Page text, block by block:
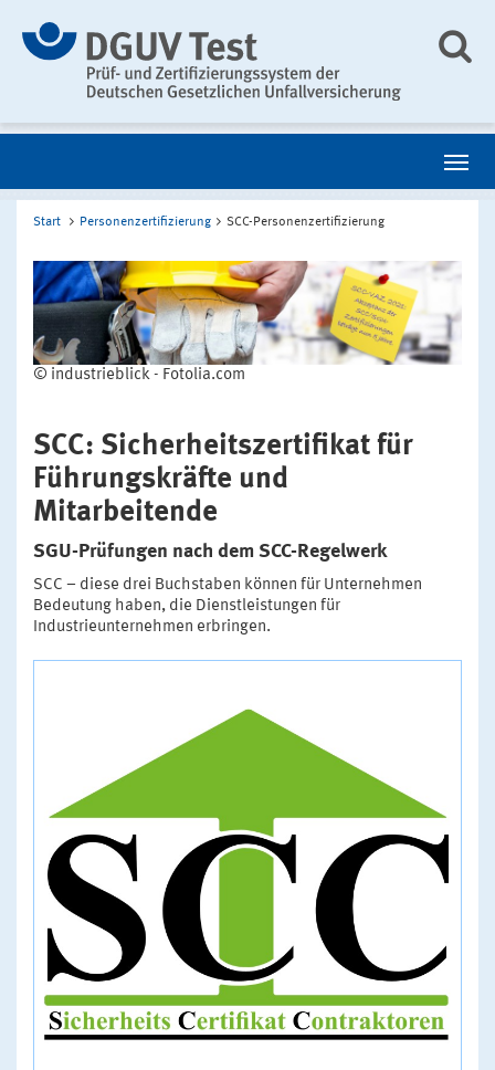
Start Personenzertifizierung SCC-Personenzertifizierung
© industrieblick - Fotolia.com
SCC: Sicherheitszertifikat für
Führungskräfte und
Mitarbeitende
SGU-Prüfungen nach dem SCC-Regelwerk
SCC – diese drei Buchstaben können für Unternehmen
Bedeutung haben, die Dienstleistungen für
Industrieunternehmen erbringen.